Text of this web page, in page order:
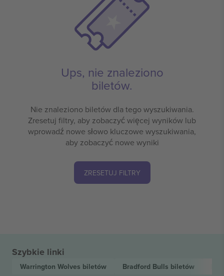
Ups, nie znaleziono
biletów.
Nie znaleziono biletów dla tego wyszukiwania.
Zresetuj filtry, aby zobaczyć więcej wyników lub
wprowadź nowe słowo kluczowe wyszukiwania,
aby zobaczyć nowe wyniki
ZRESETUJ FILTRY
Szybkie linki
Warrington Wolves biletów Bradford Bulls biletów